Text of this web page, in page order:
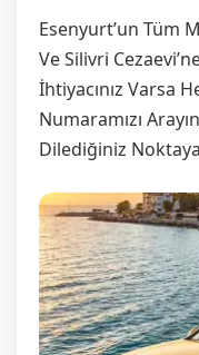
Esenyurt’un Tüm
Ve Silivri
İhtiyacınız Varsa
Numaramızı
Dilediğiniz Noktaya